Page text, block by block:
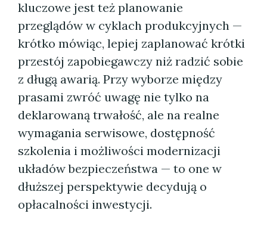
kluczowe jest też planowanie
przeglądów w cyklach produkcyjnych —
krótko mówiąc, lepiej zaplanować krótki
przestój zapobiegawczy niż radzić sobie
z długą awarią. Przy wyborze między
prasami zwróć uwagę nie tylko na
deklarowaną trwałość, ale na realne
wymagania serwisowe, dostępność
szkolenia i możliwości modernizacji
układów bezpieczeństwa — to one w
dłuższej perspektywie decydują o
opłacalności inwestycji.